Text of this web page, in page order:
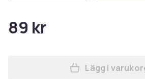
89 kr
Lägg
Lägg i